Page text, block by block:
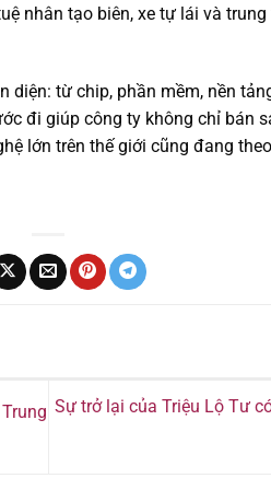
nhân tạo biên, xe tự lái và
diện: từ chip, phần mềm, nền
đi giúp công ty không chỉ bán
lớn trên thế giới cũng đang
Sự trở lại của Triệu Lộ Tư